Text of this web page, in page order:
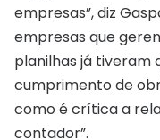
empresas”, diz
empresas que
planilhas já tiveram
cumprimento de
como é crítica a
contador”.